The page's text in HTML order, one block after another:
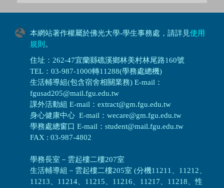
本網站著作權屬於佛光大學-學生事務處，請詳見使用
規則 。
住址：262-47宜蘭縣礁溪鄉林美村林尾路160號
TEL：03-987-1000轉11288(學務處總機)
生活輔導組(包含宿舍相關業務) E-mail：
fgusad205@mail.fgu.edu.tw
課外活動組 E-mail：extract@gm.fgu.edu.tw
身心健康中心 E-mail：wecare@gm.fgu.edu.tw
學務處總窗口 E-mail：student@mail.fgu.edu.tw
FAX : 03-987-4802
學務長室－雲起樓二樓207室
生活輔導組 － 雲起樓二樓205室 (分機11211、11212、
11213、11214、11215、11216、11217、11218、性